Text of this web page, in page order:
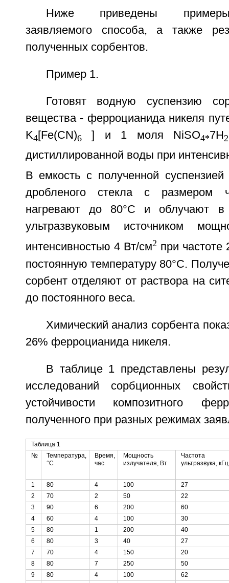
Ниже приведены примеры
заявляемого способа, а также
полученных сорбентов.
Пример 1.
Готовят водную суспензию
вещества - ферроцианида никеля
K4[Fe(CN)6 ] и 1 моля NiSO4*7H2
дистиллированной воды при
В емкость с полученной
дробленого стекла с размером
нагревают до 80°C и облучают в
ультразвуковым источником
интенсивностью 4 Вт/см2 при
постоянную температуру 80°C.
сорбент отделяют от раствора на
до постоянного веса.
Химический анализ сорбента
26% ферроцианида никеля.
В таблице 1 представлены
исследований сорбционных
устойчивости композитного
полученного при разных режимах
Таблица 1
№
Температура,
°С
Время,
час
Мощность
излучателя, Вт
Частота
ультразвука, кГц
1 80 4 100
27
2
70 2 50
22
3
90 6 200
60
4
60 4 100
30
5
80 1 200
40
6
80 3 40
27
7
70 4 150
20
8
80 7 250
50
9
80 4 100
62